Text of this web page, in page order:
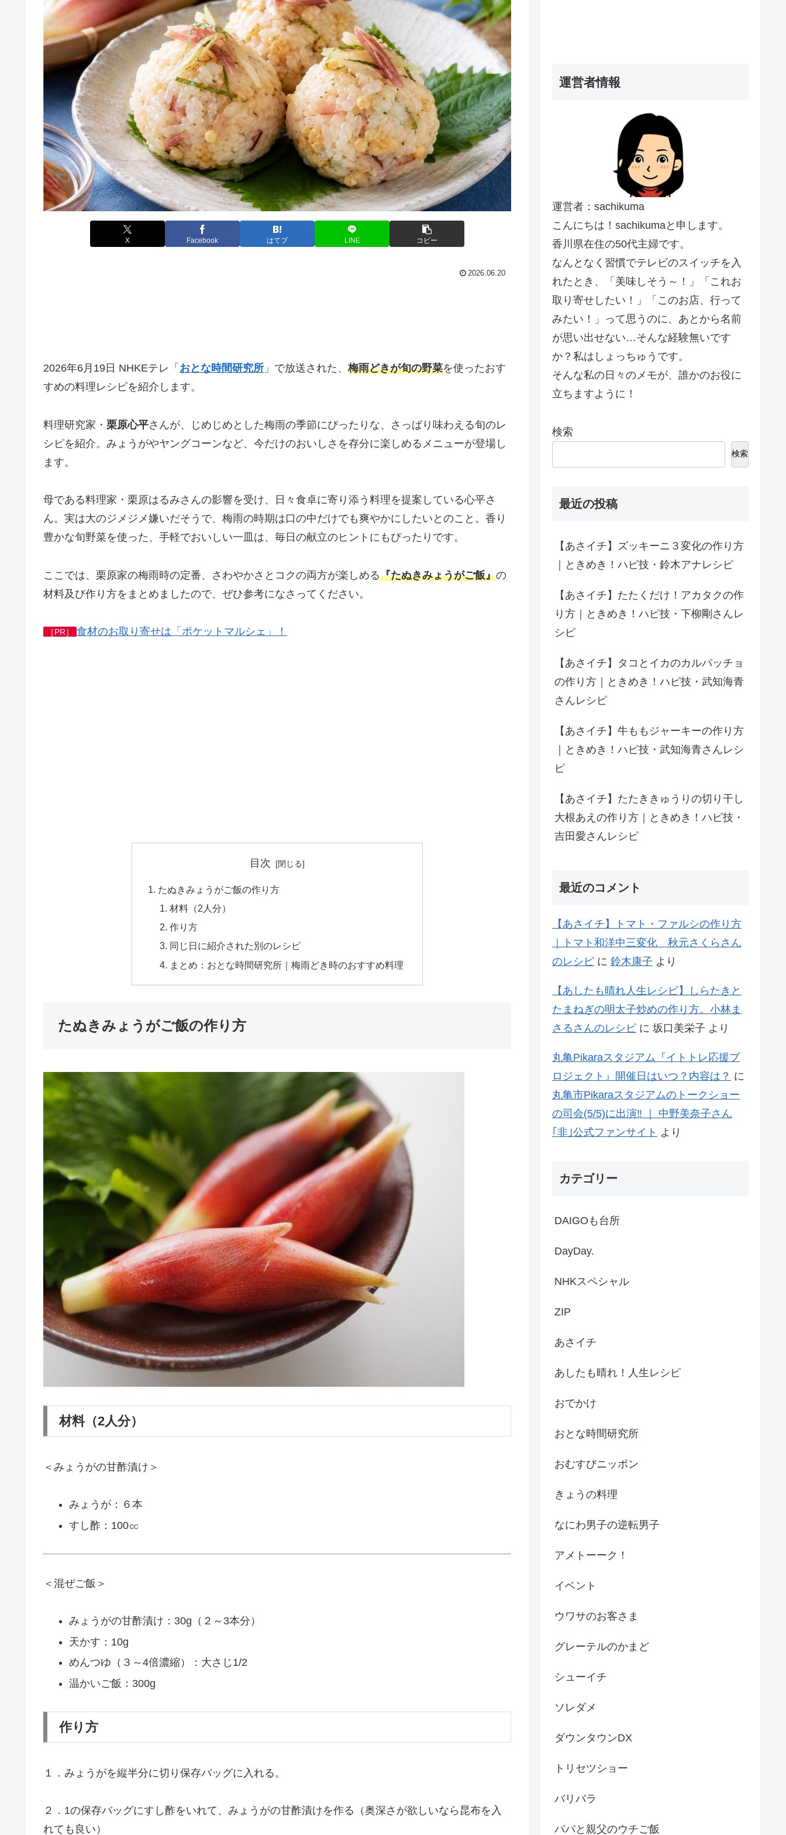
X Facebook はてブ LINE コピー
2026.06.20
2026年6月19日 NHKEテレ「 おとな時間研究所 」で放送された、梅雨どきが旬の野菜を使ったおす
すめの料理レシピを紹介します。
料理研究家・ 栗原心平さんが、じめじめとした梅雨の季節にぴったりな、さっぱり味わえる旬のレ
シピを紹介。みょうがやヤングコーンなど、今だけのおいしさを存分に楽しめるメニューが登場し
ます。
母である料理家・栗原はるみさんの影響を受け、日々食卓に寄り添う料理を提案している心平さ
ん。実は大のジメジメ嫌いだそうで、梅雨の時期は口の中だけでも爽やかにしたいとのこと。香り
豊かな旬野菜を使った、手軽でおいしい一皿は、毎日の献立のヒントにもぴったりです。
ここでは、栗原家の梅雨時の定番、さわやかさとコクの両方が楽しめる『たぬきみょうがご飯』の
材料及び作り方をまとめましたので、ぜひ参考になさってください。
［PR］ 食材のお取り寄せは「ポケットマルシェ」！
目次
たぬきみょうがご飯の作り方
材料（2人分）
作り方
同じ日に紹介された別のレシピ
まとめ：おとな時間研究所｜梅雨どき時のおすすめ料理
たぬきみょうがご飯の作り方
材料（2人分）
＜みょうがの甘酢漬け＞
みょうが：６本
すし酢：100㏄
＜混ぜご飯＞
みょうがの甘酢漬け：30g（２～3本分）
天かす：10g
めんつゆ（３～4倍濃縮）：大さじ1/2
温かいご飯：300g
作り方
１．みょうがを縦半分に切り保存バッグに入れる。
２．1の保存バッグにすし酢をいれて、みょうがの甘酢漬けを作る（奥深さが欲しいなら昆布を入
れても良い）
運営者情報
運営者：sachikuma
こんにちは！sachikumaと申します。
香川県在住の50代主婦です。
なんとなく習慣でテレビのスイッチを入
れたとき、「美味しそう～！」「これお
取り寄せしたい！」「このお店、行って
みたい！」って思うのに、あとから名前
が思い出せない…そんな経験無いです
か？私はしょっちゅうです。
そんな私の日々のメモが、誰かのお役に
立ちますように！
検索
検索
最近の投稿
【あさイチ】ズッキーニ３変化の作り方
｜ときめき！ハピ技・鈴木アナレシピ
【あさイチ】たたくだけ！アカタクの作
り方｜ときめき！ハピ技・下柳剛さんレ
シピ
【あさイチ】タコとイカのカルパッチョ
の作り方｜ときめき！ハピ技・武知海青
さんレシピ
【あさイチ】牛ももジャーキーの作り方
｜ときめき！ハピ技・武知海青さんレシ
ピ
【あさイチ】たたききゅうりの切り干し
大根あえの作り方｜ときめき！ハピ技・
吉田愛さんレシピ
最近のコメント
【あさイチ】トマト・ファルシの作り方
｜トマト和洋中三変化 秋元さくらさん
のレシピ に 鈴木康子 より
【あしたも晴れ人生レシピ】しらたきと
たまねぎの明太子炒めの作り方。小林ま
さるさんのレシピ に 坂口美栄子 より
丸亀Pikaraスタジアム『イトトレ応援プ
ロジェクト』開催日はいつ？内容は？ に
丸亀市Pikaraスタジアムのトークショー
の司会(5/5)に出演‼ ｜ 中野美奈子さん
｢非｣公式ファンサイト より
カテゴリー
DAIGOも台所
DayDay.
NHKスペシャル
ZIP
あさイチ
あしたも晴れ！人生レシピ
おでかけ
おとな時間研究所
おむすびニッポン
きょうの料理
なにわ男子の逆転男子
アメトーーク！
イベント
ウワサのお客さま
グレーテルのかまど
シューイチ
ソレダメ
ダウンタウンDX
トリセツショー
バリバラ
パパと親父のウチご飯